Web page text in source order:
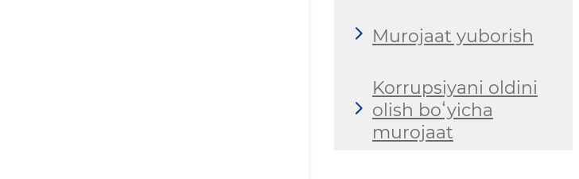
Murojaat yuborish
Korrupsiyani oldini
olish boʻyicha
murojaat